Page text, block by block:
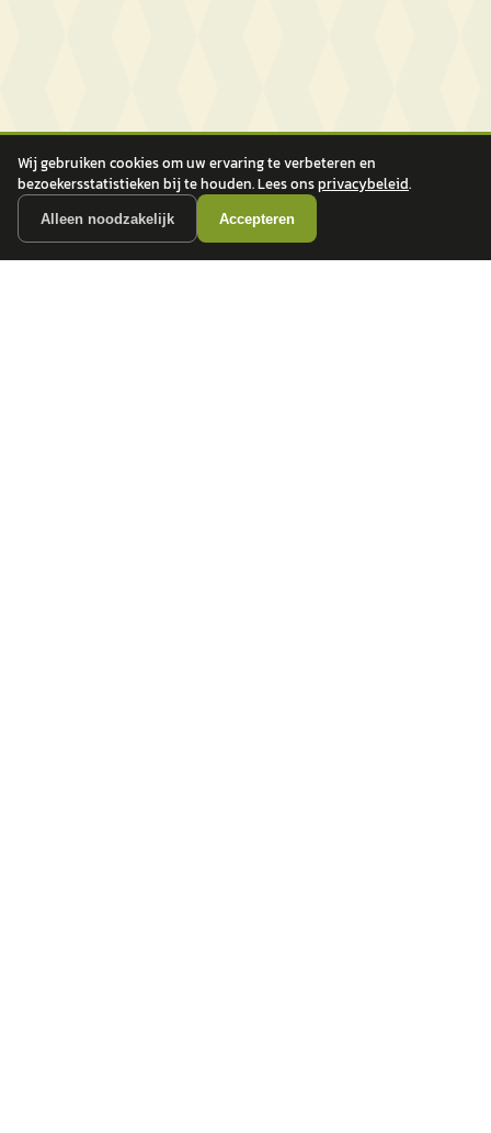
Wij gebruiken cookies om uw ervaring te verbeteren en
bezoekersstatistieken bij te houden. Lees onsprivacybeleid.
Alleen noodzakelijk Accepteren